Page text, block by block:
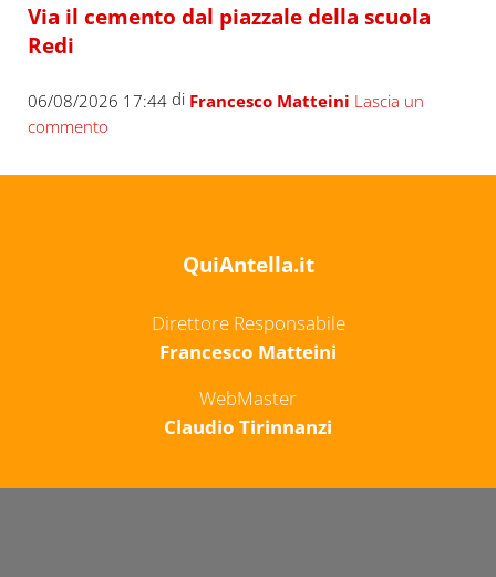
Via il cemento dal piazzale della scuola
Redi
06/08/2026 17:44di Francesco Matteini Lascia un
commento
QuiAntella.it
Direttore Responsabile
Francesco Matteini
WebMaster
Claudio Tirinnanzi